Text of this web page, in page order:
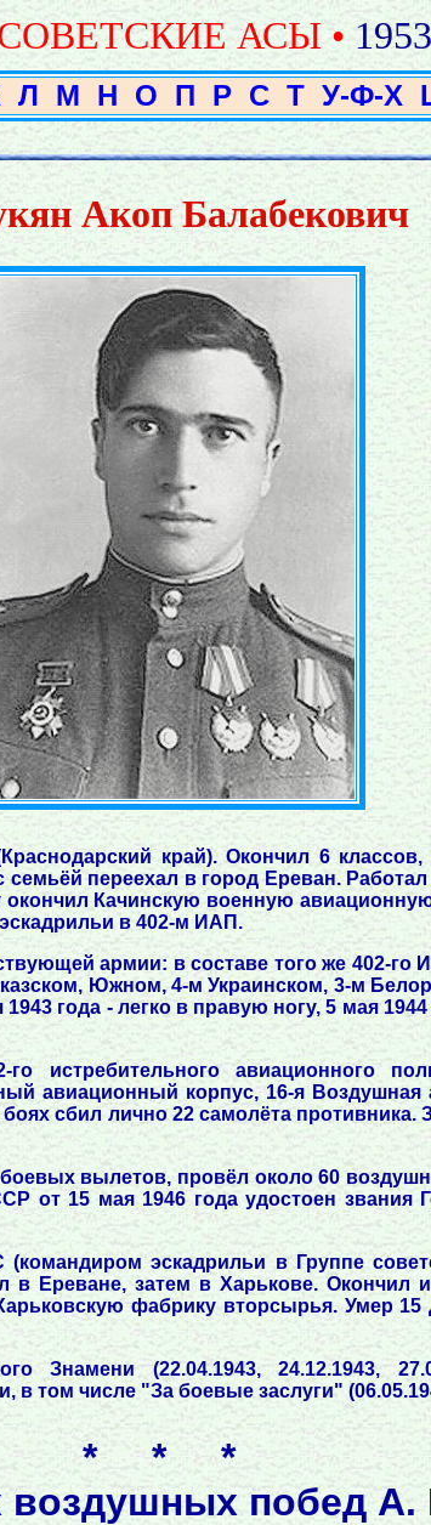
СОВЕТСКИЕ АСЫ • 1953
Л М Н О П Р С Т У-Ф-Х
Акоп Балабекович
край). Окончил 6
переехал в город Ереван.
окончил Качинскую военную
в 402-м ИАП.
армии: в составе того же 402-
Южном, 4-м Украинском, 3-м
года - легко в правую ногу, 5 мая
истребительного авиационного
авиационный корпус, 16-я
сбил лично 22 самолёта противника.
вылетов, провёл около 60
от 15 мая 1946 года удостоен звания
эскадрильи в Группе
Ереване, затем в Харькове. Окончил
фабрику вторсырья. Умер
Знамени (22.04.1943, 24.12.1943,
в том числе "За боевые заслуги"
* * *
воздушных побед А.